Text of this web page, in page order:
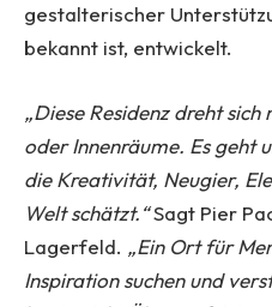
gestalterischer
bekannt ist, entwickelt.
„Diese Residenz dreht
oder Innenräume. Es geht
die Kreativität, Neugier,
Welt schätzt.“Sagt Pier
Lagerfeld. „Ein Ort für
Inspiration suchen und